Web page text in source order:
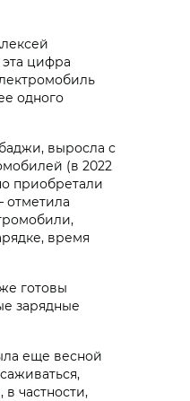
цифра
одного
выросла с
(в 2022
приобретали
отметила
время
готовы
зарядные
еще весной
частности,